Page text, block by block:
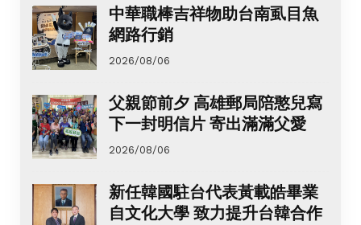
中華職棒吉祥物助台南虱目魚
網路行銷
2026/08/06
父親節前夕 高雄郵局陪憨兒寫
下一封明信片 寄出滿滿父愛
2026/08/06
新任韓國駐台代表黃載皓畢業
自文化大學 致力提升台韓合作